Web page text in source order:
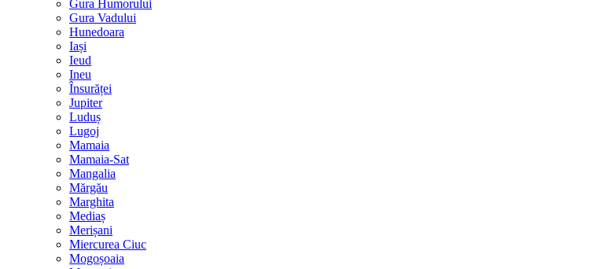
Gura Humorului
Gura Vadului
Hunedoara
Iași
Ieud
Ineu
Însurăței
Jupiter
Luduș
Lugoj
Mamaia
Mamaia-Sat
Mangalia
Mărgău
Marghita
Mediaș
Merișani
Miercurea Ciuc
Mogoșoaia